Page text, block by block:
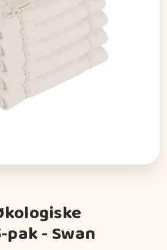
- Swan